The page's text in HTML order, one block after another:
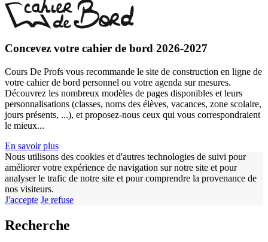
Concevez votre cahier de bord 2026-2027
Cours De Profs vous recommande le site de construction en ligne de
votre cahier de bord personnel ou votre agenda sur mesures.
Découvrez les nombreux modèles de pages disponibles et leurs
personnalisations (classes, noms des élèves, vacances, zone scolaire,
jours présents, ...), et proposez-nous ceux qui vous correspondraient
le mieux...
En savoir plus
Nous utilisons des cookies et d'autres technologies de suivi pour
améliorer votre expérience de navigation sur notre site et pour
analyser le trafic de notre site et pour comprendre la provenance de
nos visiteurs.
J'accepte Je refuse
Recherche